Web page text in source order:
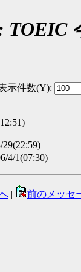
TOEIC
示件数(Y):
4/1(07:30)
| 前のメッセ